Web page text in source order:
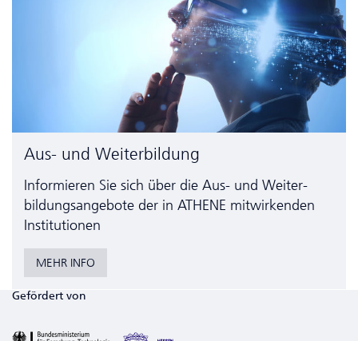
Aus- und Weiterbildung
Informieren Sie sich über die Aus- und Weiter­
bildungs­angebote der in ATHENE mitwirkenden
Institutionen
MEHR INFO
Gefördert von